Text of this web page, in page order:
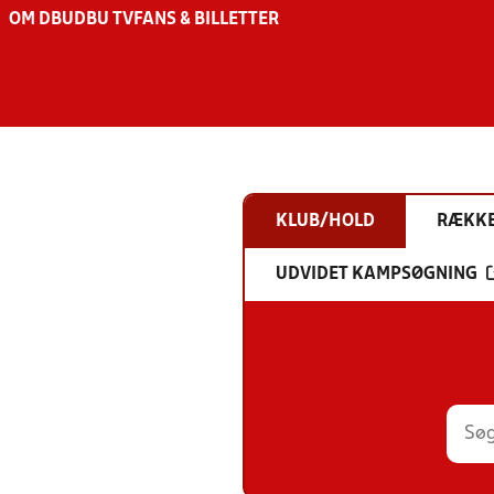
OM DBU DBU TV FANS & BILLETTER
KLUB/HOLD
UDVIDET KAMPSØGNING